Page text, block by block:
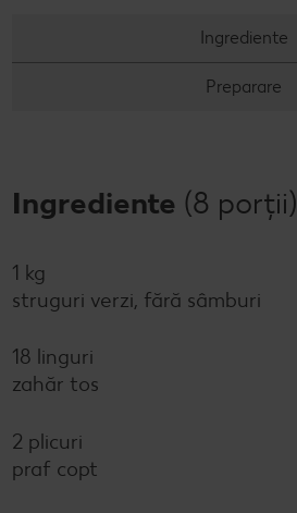
Ingrediente
Preparare
Ingrediente (8 porții)
1 kg
struguri verzi, fără sâmburi
18 linguri
zahăr tos
2 plicuri
praf copt